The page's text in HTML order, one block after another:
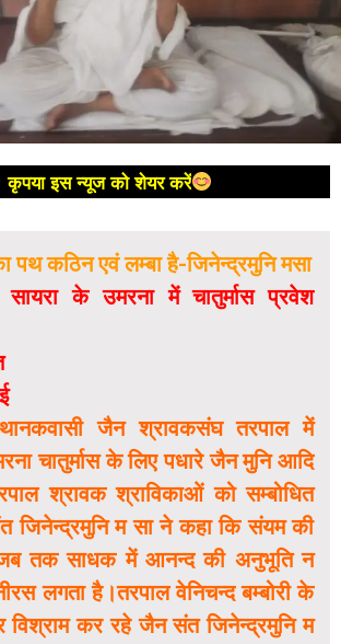
कृपया इस न्यूज को शेयर करें
पथ कठिन एवं लम्बा है-जिनेन्द्रमुनि मसा
के उमरना में चातुर्मास प्रवेश
जैन श्रावकसंघ तरपाल में
चातुर्मास के लिए पधारे जैन मुनि आदि
श्रावक श्राविकाओं को सम्बोधित
म सा ने कहा कि संयम की
तक साधक में आनन्द की अनुभूति न
लगता है।तरपाल वेनिचन्द बम्बोरी के
विश्राम कर रहे जैन संत जिनेन्द्रमुनि म